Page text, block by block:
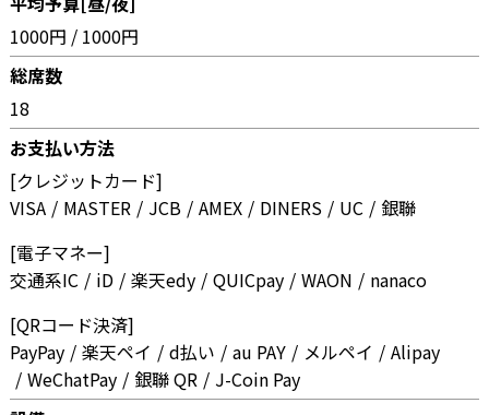
1000円 / 1000円
総席数
18
お支払い方法
[クレジットカード]
VISA
MASTER JCB AMEX DINERS UC
銀聯
[電子マネー]
交通系IC
iD 楽天edy QUICpay WAON
nanaco
[QRコード決済]
PayPay
楽天ペイ d払い au PAY メルペイ
Alipay
WeChatPay
銀聯 QR
J-Coin Pay